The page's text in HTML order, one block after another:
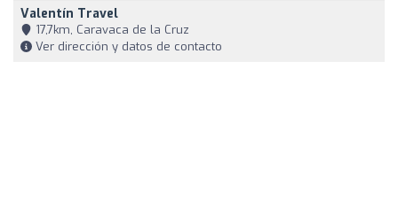
Valentín Travel
17,7km, Caravaca de la Cruz
Ver dirección y datos de contacto